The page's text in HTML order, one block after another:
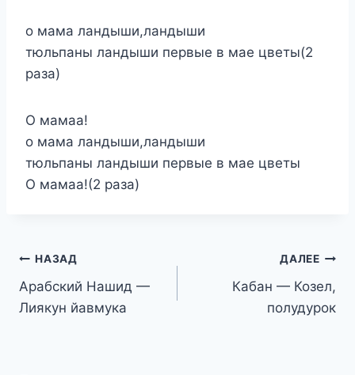
о мама ландыши,ландыши
тюльпаны ландыши первые в мае цветы(2
раза)
О мамаа!
о мама ландыши,ландыши
тюльпаны ландыши первые в мае цветы
О мамаа!(2 раза)
Навигация
по
НАЗАД
Арабский Нашид —
Лиякун йавмука
ДАЛЕЕ
Кабан — Козел,
полудурок